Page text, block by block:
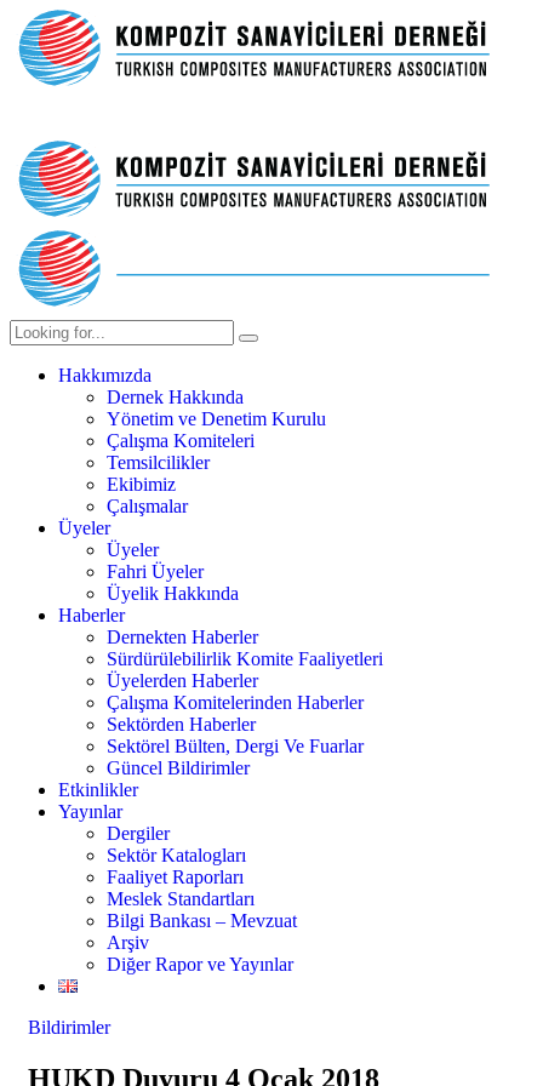
Hakkımızda
Dernek Hakkında
Yönetim ve Denetim Kurulu
Çalışma Komiteleri
Temsilcilikler
Ekibimiz
Çalışmalar
Üyeler
Üyeler
Fahri Üyeler
Üyelik Hakkında
Haberler
Dernekten Haberler
Sürdürülebilirlik Komite Faaliyetleri
Üyelerden Haberler
Çalışma Komitelerinden Haberler
Sektörden Haberler
Sektörel Bülten, Dergi Ve Fuarlar
Güncel Bildirimler
Etkinlikler
Yayınlar
Dergiler
Sektör Katalogları
Faaliyet Raporları
Meslek Standartları
Bilgi Bankası – Mevzuat
Arşiv
Diğer Rapor ve Yayınlar
Bildirimler
HUKD Duyuru 4 Ocak 2018